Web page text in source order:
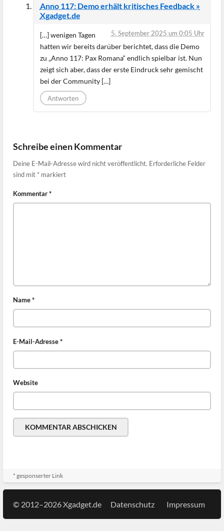
Anno 117: Demo erhält kritisches Feedback »
Xgadget.de
5. September 2025 um 0:05 Uhr
[…] wenigen Tagen
hatten wir bereits darüber berichtet, dass die Demo
zu „Anno 117: Pax Romana“ endlich spielbar ist. Nun
zeigt sich aber, dass der erste Eindruck sehr gemischt
bei der Community […]
Antworten
Schreibe einen Kommentar
Deine E-Mail-Adresse wird nicht veröffentlicht. Erforderliche Felder
sind mit * markiert
Kommentar*
Name*
E-Mail-Adresse*
Website
* gesponserter Link
© 2012–2026 Xgadget.de Datenschutz Impressum